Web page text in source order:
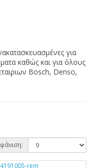
για
καθώς και για όλους
Bosch, Denso,